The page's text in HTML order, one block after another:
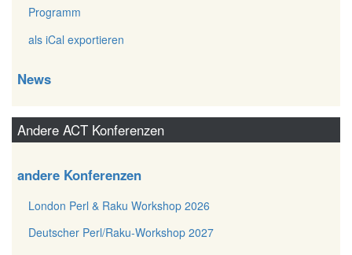
Programm
als iCal exportieren
News
Andere ACT Konferenzen
andere Konferenzen
London Perl & Raku Workshop 2026
Deutscher Perl/Raku-Workshop 2027